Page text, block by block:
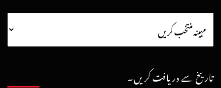
تاریخ سے دریافت کریں۔